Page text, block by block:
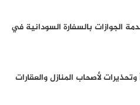
الجوازات بالسفارة السودانية في
أجنبياً وتحذيرات لأصحاب المنازل والعقارات